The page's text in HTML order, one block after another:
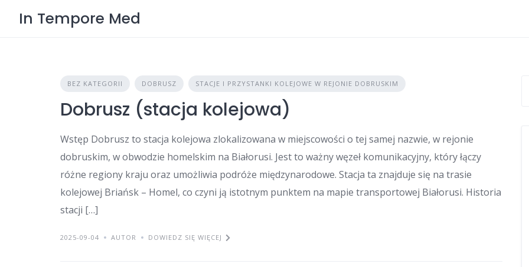
In Tempore Med
BEZ KATEGORII DOBRUSZ STACJE I PRZYSTANKI KOLEJOWE W REJONIE DOBRUSKIM
Dobrusz (stacja kolejowa)
Wstęp Dobrusz to stacja kolejowa zlokalizowana w miejscowości o tej samej nazwie, w rejonie
dobruskim, w obwodzie homelskim na Białorusi. Jest to ważny węzeł komunikacyjny, który łączy
różne regiony kraju oraz umożliwia podróże międzynarodowe. Stacja ta znajduje się na trasie
kolejowej Briańsk – Homel, co czyni ją istotnym punktem na mapie transportowej Białorusi. Historia
stacji […]
2025-09-04 AUTOR DOWIEDZ SIĘ WIĘCEJ